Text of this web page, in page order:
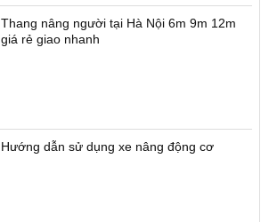
Thang nâng người tại Hà Nội 6m 9m 12m
giá rẻ giao nhanh
Hướng dẫn sử dụng xe nâng động cơ